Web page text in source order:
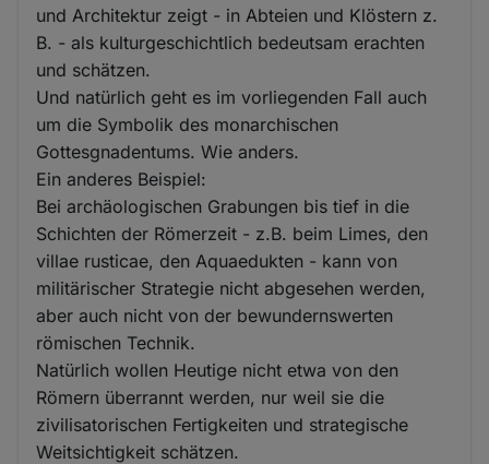
und Architektur zeigt - in Abteien und Klöstern z.
B. - als kulturgeschichtlich bedeutsam erachten
und schätzen.
Und natürlich geht es im vorliegenden Fall auch
um die Symbolik des monarchischen
Gottesgnadentums. Wie anders.
Ein anderes Beispiel:
Bei archäologischen Grabungen bis tief in die
Schichten der Römerzeit - z.B. beim Limes, den
villae rusticae, den Aquaedukten - kann von
militärischer Strategie nicht abgesehen werden,
aber auch nicht von der bewundernswerten
römischen Technik.
Natürlich wollen Heutige nicht etwa von den
Römern überrannt werden, nur weil sie die
zivilisatorischen Fertigkeiten und strategische
Weitsichtigkeit schätzen.